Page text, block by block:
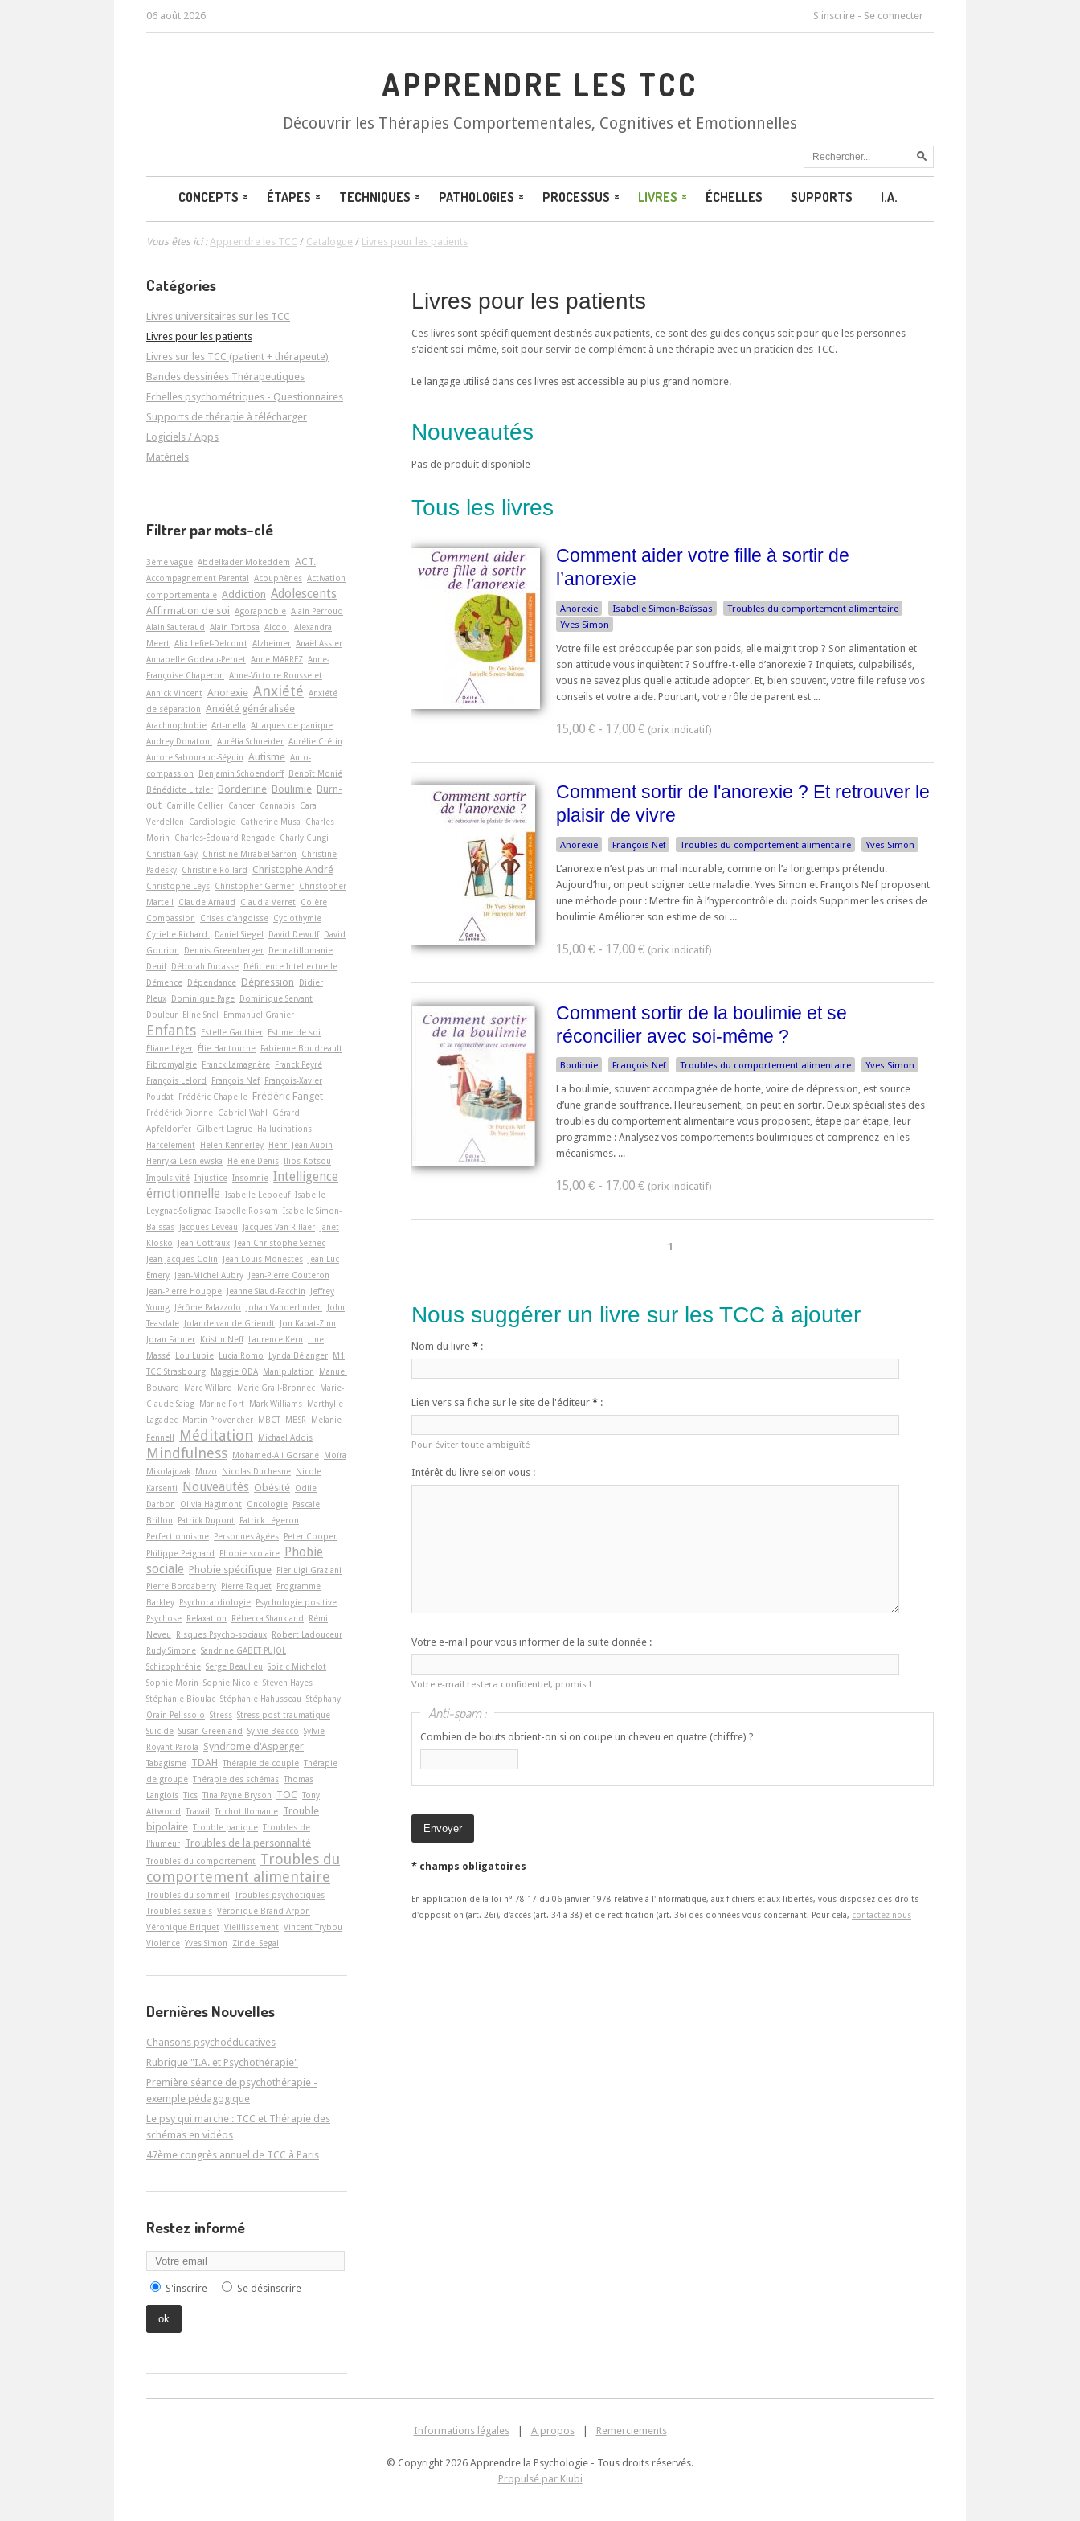
06 août 2026 S'inscrire - Se connecter
APPRENDRE LES TCC
Découvrir les Thérapies Comportementales, Cognitives et Emotionnelles
CONCEPTS ÉTAPES TECHNIQUES PATHOLOGIES PROCESSUS LIVRES ÉCHELLES SUPPORTS I.A.
Vous êtes ici :Apprendre les TCC / Catalogue / Livres pour les patients
Livres pour les patients
Ces livres sont spécifiquement destinés aux patients, ce sont des guides conçus soit pour que les personnes
s'aident soi-même, soit pour servir de complément à une thérapie avec un praticien des TCC.
Le langage utilisé dans ces livres est accessible au plus grand nombre.
Nouveautés
Pas de produit disponible
Tous les livres
Comment aider votre fille à sortir de
l’anorexie
Anorexie Isabelle Simon-Baïssas
Troubles du comportement alimentaire
Yves Simon
Votre fille est préoccupée par son poids, elle maigrit trop ? Son alimentation et
son attitude vous inquiètent ? Souffre-t-elle d’anorexie ? Inquiets, culpabilisés,
vous ne savez plus quelle attitude adopter. Et, bien souvent, votre fille refuse vos
conseils et votre aide. Pourtant, votre rôle de parent est ...
15,00 € - 17,00 €
Comment sortir de l'anorexie ? Et retrouver le
plaisir de vivre
Anorexie François Nef Troubles du comportement alimentaire Yves Simon
L’anorexie n’est pas un mal incurable, comme on l’a longtemps prétendu.
Aujourd’hui, on peut soigner cette maladie. Yves Simon et François Nef proposent
une méthode pour : Mettre fin à l’hypercontrôle du poids Supprimer les crises de
boulimie Améliorer son estime de soi ...
15,00 € - 17,00 €
Comment sortir de la boulimie et se
réconcilier avec soi-même ?
Boulimie François Nef Troubles du comportement alimentaire Yves Simon
La boulimie, souvent accompagnée de honte, voire de dépression, est source
d’une grande souffrance. Heureusement, on peut en sortir. Deux spécialistes des
troubles du comportement alimentaire vous proposent, étape par étape, leur
programme : Analysez vos comportements boulimiques et comprenez-en les
mécanismes. ...
15,00 € - 17,00 €
1
Nous suggérer un livre sur les TCC à ajouter
Nom du livre * :
Lien vers sa fiche sur le site de l'éditeur * :
Pour éviter toute ambiguïté
Intérêt du livre selon vous :
Votre e-mail pour vous informer de la suite donnée :
Votre e-mail restera confidentiel, promis !
Anti-spam :
Combien de bouts obtient-on si on coupe un cheveu en quatre (chiffre) ?
* champs obligatoires
En application de la loi n° 78-17 du 06 janvier 1978 relative à l'informatique, aux fichiers et aux libertés, vous disposez des droits
d'opposition (art. 26i), d'accès (art. 34 à 38) et de rectification (art. 36) des données vous concernant. Pour cela, contactez-nous
Catégories
Livres universitaires sur les TCC
Livres pour les patients
Livres sur les TCC (patient + thérapeute)
Bandes dessinées Thérapeutiques
Echelles psychométriques - Questionnaires
Supports de thérapie à télécharger
Logiciels / Apps
Matériels
Filtrer par mots-clé
3ème vague Abdelkader Mokeddem ACT.
Accompagnement Parental Acouphènes Activation
comportementale Addiction Adolescents
Affirmation de soi Agoraphobie Alain Perroud
Alain Sauteraud Alain Tortosa Alcool Alexandra
Meert Alix Lefief-Delcourt Alzheimer Anaël Assier
Annabelle Godeau-Pernet Anne MARREZ Anne-
Françoise Chaperon Anne-Victoire Rousselet
Annick Vincent Anorexie Anxiété Anxiété
de séparation Anxiété généralisée
Arachnophobie Art-­mella Attaques de panique
Audrey Donatoni Aurélia Schneider Aurélie Crétin
Aurore Sabouraud-Séguin Autisme Auto-
compassion
Benjamin Schoendorff Benoît Monié
Bénédicte Litzler Borderline Boulimie Burn-
out Camille Cellier Cancer Cannabis Cara
Verdellen
Cardiologie Catherine Musa
Charles
Morin
Charles-Édouard Rengade Charly Cungi
Christian Gay Christine Mirabel-Sarron
Christine
Padesky Christine Rollard Christophe André
Christophe Leys Christopher Germer Christopher
Martell
Claude Arnaud Claudia Verret Colère
Compassion
Crises d'angoisse Cyclothymie
Cyrielle Richard
Daniel Siegel David Dewulf David
Gourion
Dennis Greenberger Dermatillomanie
Deuil
Déborah Ducasse Déficience Intellectuelle
Démence Dépendance Dépression
Didier
Pleux Dominique Page Dominique Servant
Douleur Eline Snel Emmanuel Granier
Enfants Estelle Gauthier Estime de soi
Éliane Léger Élie Hantouche Fabienne Boudreault
Fibromyalgie Franck Lamagnère Franck Peyré
François Lelord
François Nef François-Xavier
Poudat Frédéric Chapelle Frédéric Fanget
Frédérick Dionne Gabriel Wahl
Gérard
Apfeldorfer Gilbert Lagrue Hallucinations
Harcèlement Helen Kennerley Henri-Jean Aubin
Henryka Lesniewska
Hélène Denis Ilios Kotsou
Impulsivité Injustice Insomnie Intelligence
émotionnelle Isabelle Leboeuf Isabelle
Leygnac-Solignac Isabelle Roskam Isabelle Simon-
Baïssas Jacques Leveau Jacques Van Rillaer Janet
Klosko
Jean Cottraux Jean-Christophe Seznec
Jean-Jacques Colin
Jean-Louis Monestès Jean-Luc
Émery Jean-Michel Aubry Jean-Pierre Couteron
Jean-Pierre Houppe Jeanne Siaud-Facchin
Jeffrey
Young Jérôme Palazzolo Johan Vanderlinden
John
Teasdale Jolande van de Griendt Jon Kabat-Zinn
Joran Farnier Kristin Neff Laurence Kern
Line
Massé Lou Lubie Lucia Romo Lynda Bélanger M1
TCC Strasbourg Maggie ODA Manipulation
Manuel
Bouvard
Marc Willard Marie Grall-Bronnec Marie-
Claude Saiag Marine Fort Mark Williams Marthylle
Lagadec Martin Provencher MBCT MBSR
Melanie
Fennell
Méditation Michael Addis
Mindfulness Mohamed-Ali Gorsane Moïra
Mikolajczak Muzo Nicolas Duchesne Nicole
Karsenti
Nouveautés Obésité Odile
Darbon
Olivia Hagimont Oncologie Pascale
Brillon
Patrick Dupont Patrick Légeron
Perfectionnisme Personnes âgées Peter Cooper
Philippe Peignard
Phobie scolaire
Phobie
sociale Phobie spécifique Pierluigi Graziani
Pierre Bordaberry Pierre Taquet Programme
Barkley Psychocardiologie Psychologie positive
Psychose Relaxation Rébecca Shankland
Rémi
Neveu
Risques Psycho-sociaux Robert Ladouceur
Rudy Simone Sandrine GABET PUJOL
Schizophrénie Serge Beaulieu Soizic Michelot
Sophie Morin Sophie Nicole Steven Hayes
Stéphanie Bioulac Stéphanie Hahusseau Stéphany
Orain-Pelissolo Stress Stress post-traumatique
Suicide Susan Greenland Sylvie Beacco Sylvie
Royant-Parola
Syndrome d'Asperger
Tabagisme TDAH Thérapie de couple Thérapie
de groupe Thérapie des schémas Thomas
Langlois Tics Tina Payne Bryson TOC Tony
Attwood Travail Trichotillomanie Trouble
bipolaire Trouble panique Troubles de
l'humeur Troubles de la personnalité
Troubles du comportement Troubles du
comportement alimentaire
Troubles du sommeil Troubles psychotiques
Troubles sexuels Véronique Brand-Arpon
Véronique Briquet Vieillissement Vincent Trybou
Violence Yves Simon Zindel Segal
Dernières Nouvelles
Chansons psychoéducatives
Rubrique "I.A. et Psychothérapie"
Première séance de psychothérapie -
exemple pédagogique
Le psy qui marche : TCC et Thérapie des
schémas en vidéos
47ème congrès annuel de TCC à Paris
Restez informé
S'inscrire Se désinscrire
Informations légales A propos Remerciements
© Copyright 2026 Apprendre la Psychologie - Tous droits réservés.
Propulsé par Kiubi